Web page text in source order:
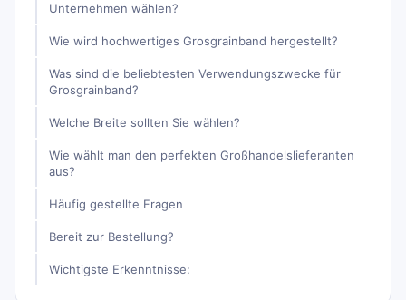
Unternehmen wählen?
Wie wird hochwertiges Grosgrainband hergestellt?
Was sind die beliebtesten Verwendungszwecke für
Grosgrainband?
Welche Breite sollten Sie wählen?
Wie wählt man den perfekten Großhandelslieferanten
aus?
Häufig gestellte Fragen
Bereit zur Bestellung?
Wichtigste Erkenntnisse: